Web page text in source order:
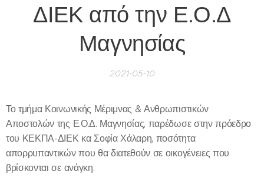
ΔΙΕΚ από την Ε.Ο.Δ
Μαγνησίας
2021-05-10
Το τμήμα Κοινωνικής Μέριμνας & Ανθρωπιστικών
Αποστολών της Ε.Ο.Δ. Μαγνησίας, παρέδωσε στην πρόεδρο
του ΚΕΚΠΑ-ΔΙΕΚ κα Σοφία Χάλαρη, ποσότητα
απορρυπαντικών που θα διατεθούν σε οικογένειες που
βρίσκονται σε ανάγκη.